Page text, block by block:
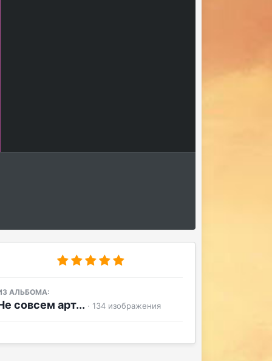
АЛЬБОМА:
совсем арт... · 134 изображения